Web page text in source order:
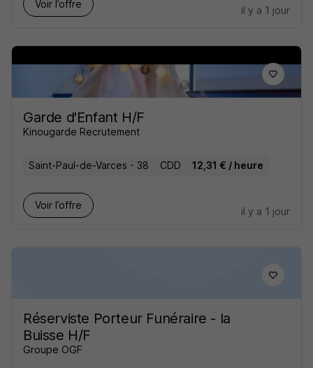
Voir l’offre
il y a 1 jour
Garde d'Enfant H/F
Kinougarde Recrutement
Saint-Paul-de-Varces - 38 CDD 12,31 € / heure
Voir l’offre
il y a 1 jour
Réserviste Porteur Funéraire - la
Buisse H/F
Groupe OGF